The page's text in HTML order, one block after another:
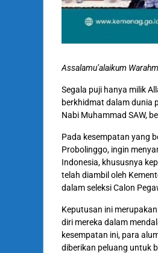
Assalamu’alaikum
Segala puji hanya milik
berkhidmat dalam dunia
Nabi Muhammad SAW,
Pada kesempatan yang
Probolinggo, ingin
Indonesia, khususnya
telah diambil oleh
dalam seleksi Calon
Keputusan ini
diri mereka dalam
kesempatan ini, para
diberikan peluang untuk